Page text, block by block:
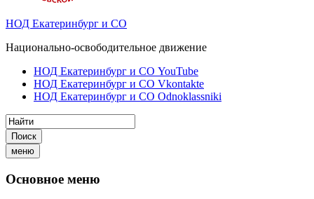
НОД Екатеринбург и СО
Национально-освободительное движение
НОД Екатеринбург и СО YouTube
НОД Екатеринбург и СО Vkontakte
НОД Екатеринбург и СО Odnoklassniki
Поиск
меню
Основное меню